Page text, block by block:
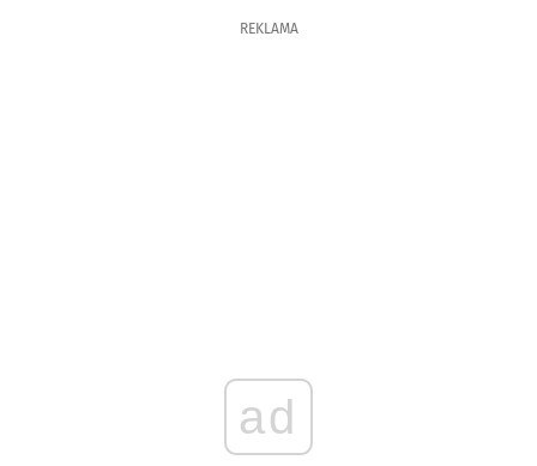
REKLAMA
ad